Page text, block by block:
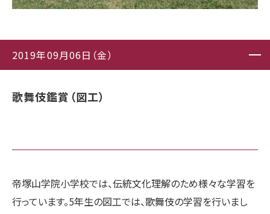
2019年09月06日（金）
歌舞伎鑑賞（図工）
帝塚山学院小学校では、伝統文化理解のため様々な学習を
行っています。5年生の図工では、歌舞伎の学習を行いまし